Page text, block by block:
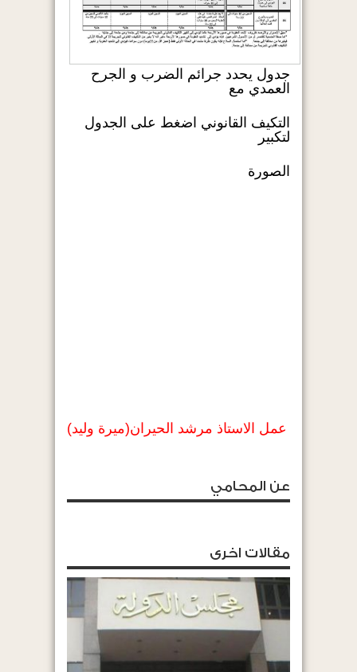
جدول يحدد جرائم الضرب و الجرح
العمدي مع
التكيف القانوني اضغط على الجدول
لتكبير
الصورة
عمل الاستاذ مرشد الحيران(ميرة وليد)
عن المحامي
مقالات اخرى